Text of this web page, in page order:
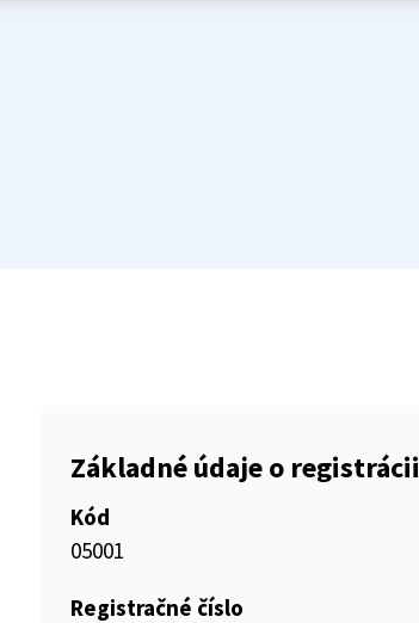
Základné údaje o registrácii
Kód
05001
Registračné číslo